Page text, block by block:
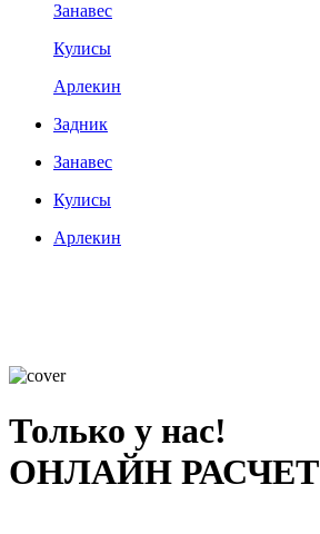
Занавес
Кулисы
Арлекин
Задник
Занавес
Кулисы
Арлекин
Только у нас!
ОНЛАЙН РАСЧЕТ